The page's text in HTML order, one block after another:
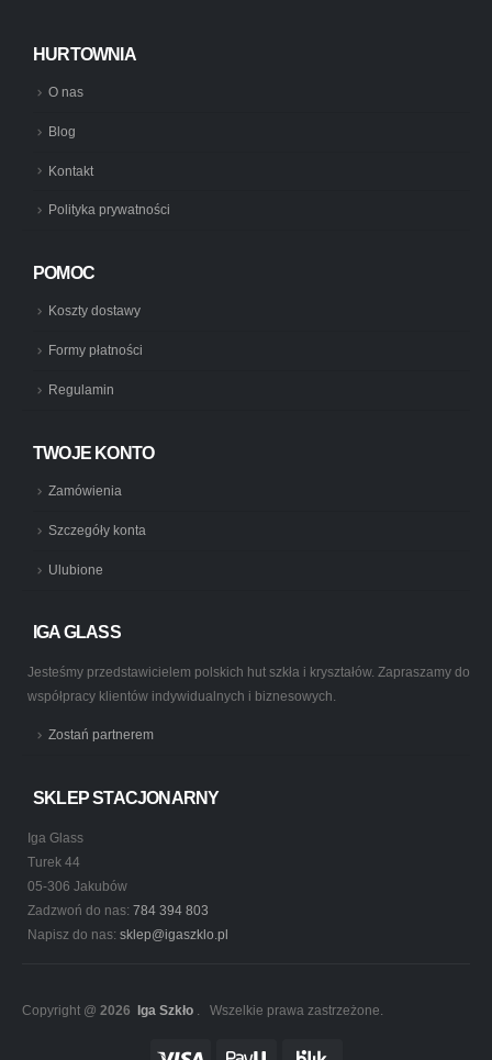
HURTOWNIA
O nas
Blog
Kontakt
Polityka prywatności
POMOC
Koszty dostawy
Formy płatności
Regulamin
TWOJE KONTO
Zamówienia
Szczegóły konta
Ulubione
IGA GLASS
Jesteśmy przedstawicielem polskich hut szkła i kryształów. Zapraszamy do
współpracy klientów indywidualnych i biznesowych.
Zostań partnerem
SKLEP STACJONARNY
Iga Glass
Turek 44
05-306 Jakubów
Zadzwoń do nas: 784 394 803
Napisz do nas: sklep@igaszklo.pl
Copyright @ 2026 Iga Szkło . Wszelkie prawa zastrzeżone.